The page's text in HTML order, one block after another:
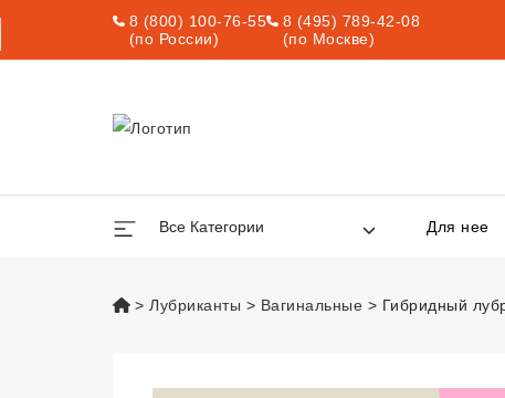
8 (800) 100-76-55
(по России)
8 (495) 789-42-08
(по Москве)
Все Категории Для нее
vsexshop.ru
Лубриканты Вагинальные Гибридный